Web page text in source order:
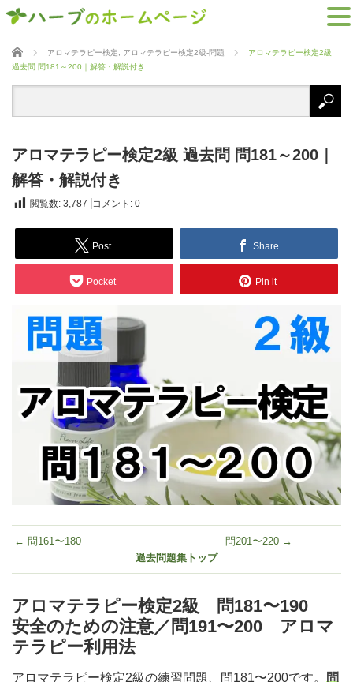
ホーム アロマテラピー検定 アロマテラピー検定2級-問題
アロマテラピー検定2級
過去問 問181～200｜解答・解説付き
アロマテラピー検定2級 過去問 問181～200｜
解答・解説付き
閲覧数: 3,787 コメント: 0
Post Share
Pocket Pin it
← 問161〜180
過去問題集トップ
問201〜220 →
アロマテラピー検定2級 問181〜190
安全のための注意／問191〜200 アロマ
テラピー利用法
アロマテラピー検定2級の練習問題、問181〜200です。
問